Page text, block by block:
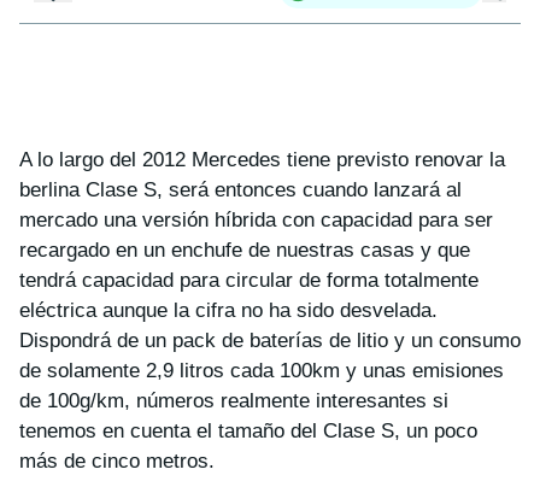
A lo largo del 2012 Mercedes tiene previsto renovar la
berlina Clase S, será entonces cuando lanzará al
mercado una versión híbrida con capacidad para ser
recargado en un enchufe de nuestras casas y que
tendrá capacidad para circular de forma totalmente
eléctrica aunque la cifra no ha sido desvelada.
Dispondrá de un pack de baterías de litio y un consumo
de solamente 2,9 litros cada 100km y unas emisiones
de 100g/km, números realmente interesantes si
tenemos en cuenta el tamaño del Clase S, un poco
más de cinco metros.